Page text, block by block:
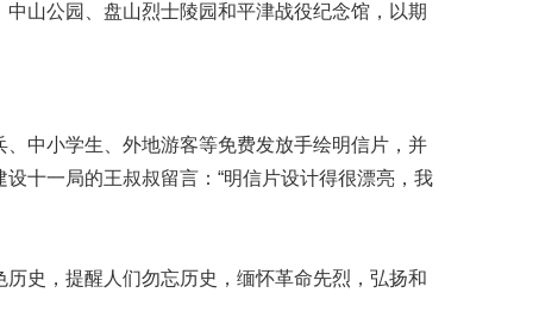
山公园、盘山烈士陵园和平津战役纪念馆，以期
中小学生、外地游客等免费发放手绘明信片，并
十一局的王叔叔留言：“明信片设计得很漂亮，我
史，提醒人们勿忘历史，缅怀革命先烈，弘扬和